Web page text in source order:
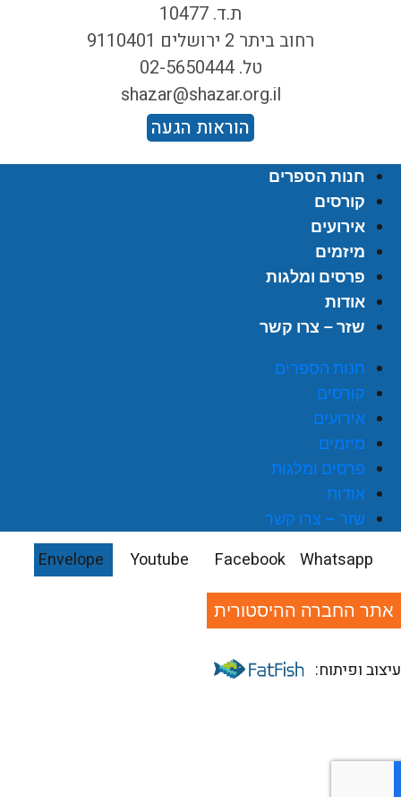
ת.ד. 10477
רחוב ביתר 2 ירושלים 9110401
טל. 02-5650444
shazar@shazar.org.il
הוראות הגעה
חנות הספרים
קורסים
אירועים
מיזמים
פרסים ומלגות
אודות
שזר – צרו קשר
חנות הספרים
קורסים
אירועים
מיזמים
פרסים ומלגות
אודות
שזר – צרו קשר
Envelope Youtube Facebook Whatsapp
אתר החברה ההיסטורית
ופיתוח: